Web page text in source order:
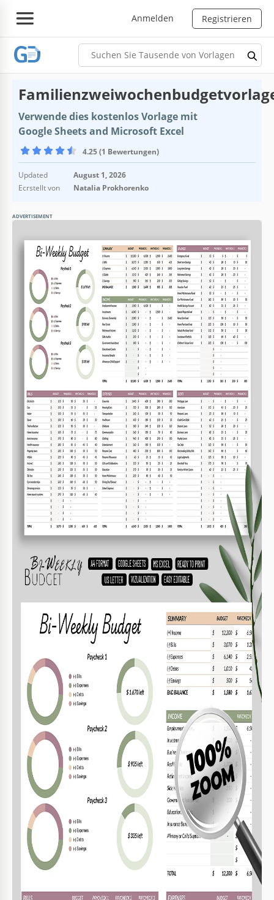
Anmelden Registrieren
Verwende dies kostenlos Vorlage mit
Google Sheets and Microsoft Excel
4.25 (1 Bewertungen)
Updated
August 1, 2026
Ecrstellt von
Natalia Prokhorenko
ADVERTISEMENT